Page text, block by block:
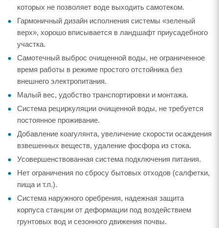
которых не позволяет воде выходить самотеком.
Гармоничный дизайн исполнения системы «зеленый
верх», хорошо вписывается в ландшафт приусадебного
участка.
Самотечный выброс очищенной воды, не ограниченное
время работы в режиме простого отстойника без
внешнего электропитания.
Малый вес, удобство транспортировки и монтажа.
Система рециркуляции очищенной воды, не требуется
постоянное проживание.
Добавление коагулянта, увеличение скорости осаждения
взвешенных веществ, удаление фосфора из стока.
Усовершенствованная система подключения питания.
Нет ограничения по сбросу бытовых отходов (салфетки,
пища и т.п.).
Система наружного оребрения, надежная защита
корпуса станции от деформации под воздействием
грунтовых вод и сезонного движения почвы.